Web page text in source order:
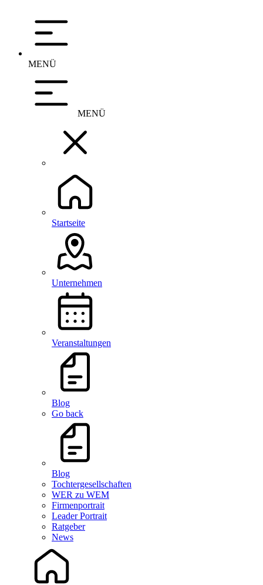
MENÜ
MENÜ
Startseite
Unternehmen
Veranstaltungen
Blog
Go back
Blog
Tochtergesellschaften
WER zu WEM
Firmenportrait
Leader Portrait
Ratgeber
News